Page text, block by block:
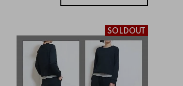
SOLDOUT